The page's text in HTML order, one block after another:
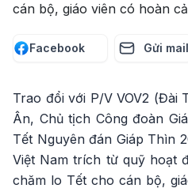
cán bộ, giáo viên có hoàn
Facebook Gửi mail
Trao đổi với P/V VOV2 (Đài
Ân, Chủ tịch Công đoàn
Tết Nguyên đán Giáp Thìn
Việt Nam trích từ quỹ hoạt
chăm lo Tết cho cán bộ,